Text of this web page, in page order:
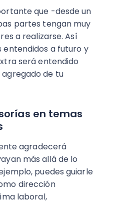
que -desde un
partes tengan muy
a realizarse. Así
entendidos a futuro y
será entendido
de tu
en temas
agradecerá
más allá de lo
puedes guiarle
dirección
laboral,